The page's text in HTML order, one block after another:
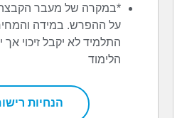
*במקרה של מעבר
על ההפרש. במידה והמחיר
התלמיד לא יקבל זיכוי אך
הלימוד
הנחיות